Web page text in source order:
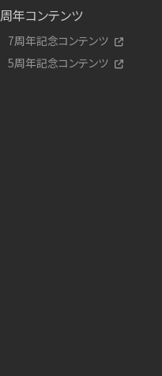
周年コンテンツ
7周年記念コンテンツ
5周年記念コンテンツ